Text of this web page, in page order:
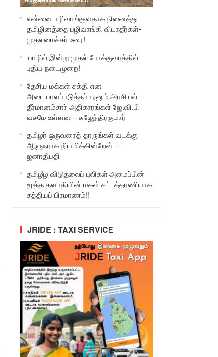
என்னை பழிவாங்குவதாக நினைத்து
தமிழினத்தை பழிவாங்கி விடாதீர்கள்-
முதலமைச்சர் உரை!
யாழில் இன்று முதல் போக்குவரத்தில்
புதிய நடைமுறை!
தேசிய மக்கள் சக்தி என
அடையாளப்படுத்தப்படினும் அரசியல்
தீர்மானம்சார் அதிகாரங்கள் ஜே.வி.பி
வசமே உள்ளன – கஜேந்திரகுமார்
தமிழர் ஒருவரைத் தாருங்கள் வடக்கு
ஆளுநராக நியமிக்கின்றேன் –
ஜனாதிபதி
தமிழீழ விடுதலைப் புலிகள் அமைப்பின்
மூத்த தளபதியின் மகள் சட்டத்தரணியாக
சத்தியப் பிரமாணம்!!
JRIDE : TAXI SERVICE